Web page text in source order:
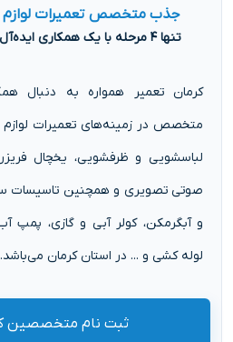
جذب متخصص تعمیرات لوازم
تنها ۴ مرحله با یک همکاری ایده‌آل و رویایی فاصله دارید!
کرمان تعمیر همواره به دنبال
متخصص در زمینه‌های تعمیرات لوازم
لباسشویی و ظرفشویی، یخچال
صوتی تصویری و همچنین تاسیسات
و آبگرمکن، کولر آبی و گازی، پمپ
لوله کشی و ... در استان کرمان می‌باشد.
ثبت نام متخصصین